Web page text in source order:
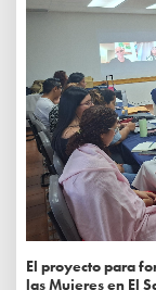
El proyecto para
las Mujeres en El